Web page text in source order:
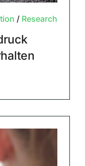
/ Research